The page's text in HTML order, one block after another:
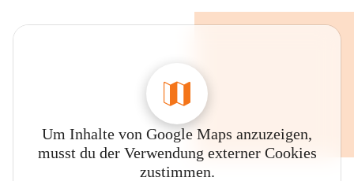
Um Inhalte von Google Maps anzuzeigen,
musst du der Verwendung externer Cookies
zustimmen.